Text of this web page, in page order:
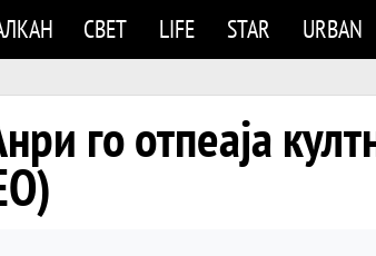
СВЕТ LIFE STAR URBAN
го отпеаја